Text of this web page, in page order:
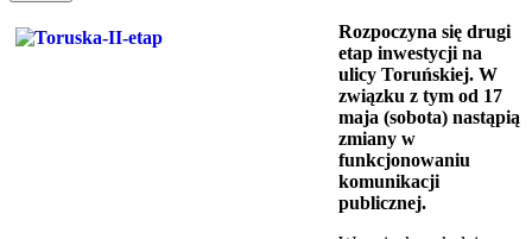
Rozpoczyna się drugi
etap inwestycji na
ulicy Toruńskiej. W
związku z tym od 17
maja (sobota) nastąpią
zmiany w
funkcjonowaniu
komunikacji
publicznej.